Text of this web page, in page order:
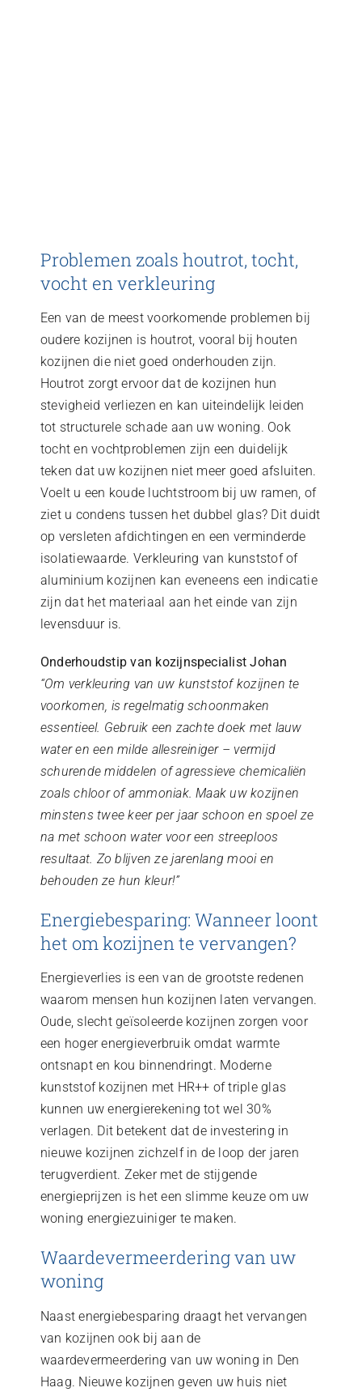
Problemen zoals houtrot, tocht,
vocht en verkleuring
Een van de meest voorkomende problemen bij
oudere kozijnen is houtrot, vooral bij houten
kozijnen die niet goed onderhouden zijn.
Houtrot zorgt ervoor dat de kozijnen hun
stevigheid verliezen en kan uiteindelijk leiden
tot structurele schade aan uw woning. Ook
tocht en vochtproblemen zijn een duidelijk
teken dat uw kozijnen niet meer goed afsluiten.
Voelt u een koude luchtstroom bij uw ramen, of
ziet u condens tussen het dubbel glas? Dit duidt
op versleten afdichtingen en een verminderde
isolatiewaarde. Verkleuring van kunststof of
aluminium kozijnen kan eveneens een indicatie
zijn dat het materiaal aan het einde van zijn
levensduur is.
Onderhoudstip van kozijnspecialist Johan
“Om verkleuring van uw kunststof kozijnen te
voorkomen, is regelmatig schoonmaken
essentieel. Gebruik een zachte doek met lauw
water en een milde allesreiniger – vermijd
schurende middelen of agressieve chemicaliën
zoals chloor of ammoniak. Maak uw kozijnen
minstens twee keer per jaar schoon en spoel ze
na met schoon water voor een streeploos
resultaat. Zo blijven ze jarenlang mooi en
behouden ze hun kleur!”
Energiebesparing: Wanneer loont
het om kozijnen te vervangen?
Energieverlies is een van de grootste redenen
waarom mensen hun kozijnen laten vervangen.
Oude, slecht geïsoleerde kozijnen zorgen voor
een hoger energieverbruik omdat warmte
ontsnapt en kou binnendringt. Moderne
kunststof kozijnen met HR++ of triple glas
kunnen uw energierekening tot wel 30%
verlagen. Dit betekent dat de investering in
nieuwe kozijnen zichzelf in de loop der jaren
terugverdient. Zeker met de stijgende
energieprijzen is het een slimme keuze om uw
woning energiezuiniger te maken.
Waardevermeerdering van uw
woning
Naast energiebesparing draagt het vervangen
van kozijnen ook bij aan de
waardevermeerdering van uw woning in Den
Haag. Nieuwe kozijnen geven uw huis niet